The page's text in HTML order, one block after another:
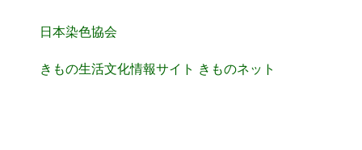
日本染色協会
きもの生活文化情報サイト きものネット